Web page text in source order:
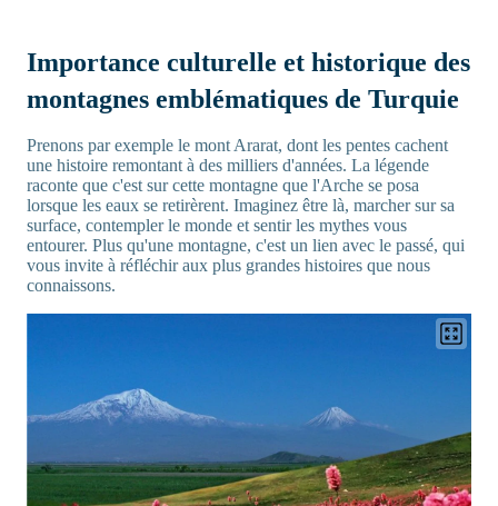
Importance culturelle et historique des
montagnes emblématiques de Turquie
Prenons par exemple le mont Ararat, dont les pentes cachent
une histoire remontant à des milliers d'années. La légende
raconte que c'est sur cette montagne que l'Arche se posa
lorsque les eaux se retirèrent. Imaginez être là, marcher sur sa
surface, contempler le monde et sentir les mythes vous
entourer. Plus qu'une montagne, c'est un lien avec le passé, qui
vous invite à réfléchir aux plus grandes histoires que nous
connaissons.